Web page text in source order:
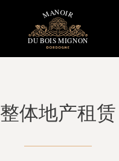
整体地产租赁